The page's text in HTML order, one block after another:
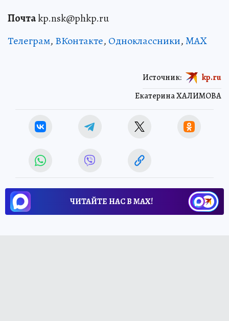
Почтаkp.nsk@phkp.ru
Телеграм, ВКонтакте, Одноклассники,MAX
Екатерина ХАЛИМОВА
Источник: kp.ru
ЧИТАЙТЕ НАС В МАХ!